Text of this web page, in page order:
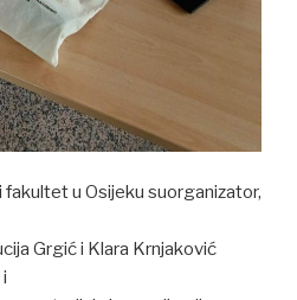
fakultet u Osijeku suorganizator,
Grgić i Klara Krnjaković